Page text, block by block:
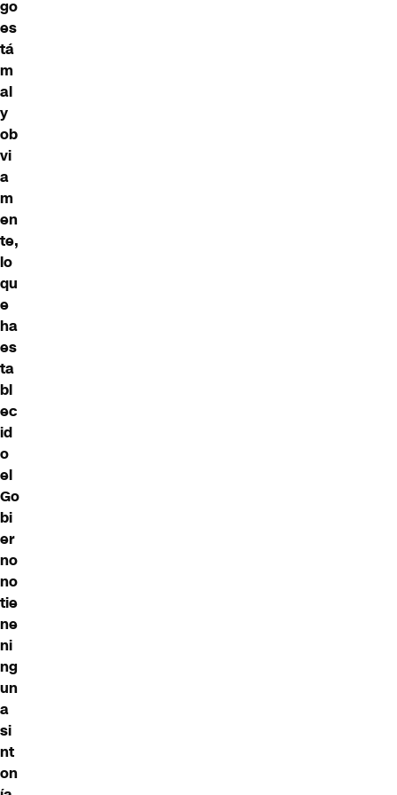
go
es
tá
m
al
y
ob
vi
a
m
en
te,
lo
qu
e
ha
es
ta
bl
ec
id
o
el
Go
bi
er
no
no
tie
ne
ni
ng
un
a
si
nt
on